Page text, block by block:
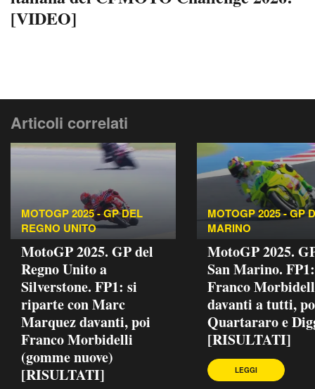
[VIDEO]
Articoli correlati
MOTOGP 2025 - GP DEL
REGNO UNITO
MotoGP 2025. GP del
Regno Unito a
Silverstone. FP1: si
riparte con Marc
Marquez davanti, poi
Franco Morbidelli
(gomme nuove)
[RISULTATI]
MOTOGP 2025 - GP
MARINO
MotoGP 2025.
San Marino. FP1:
Franco
davanti a tutti,
Quartararo e
[RISULTATI]
LEGGI